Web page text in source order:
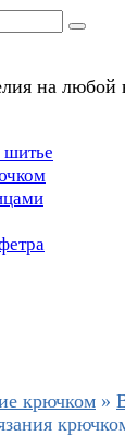
на любой
крючком »